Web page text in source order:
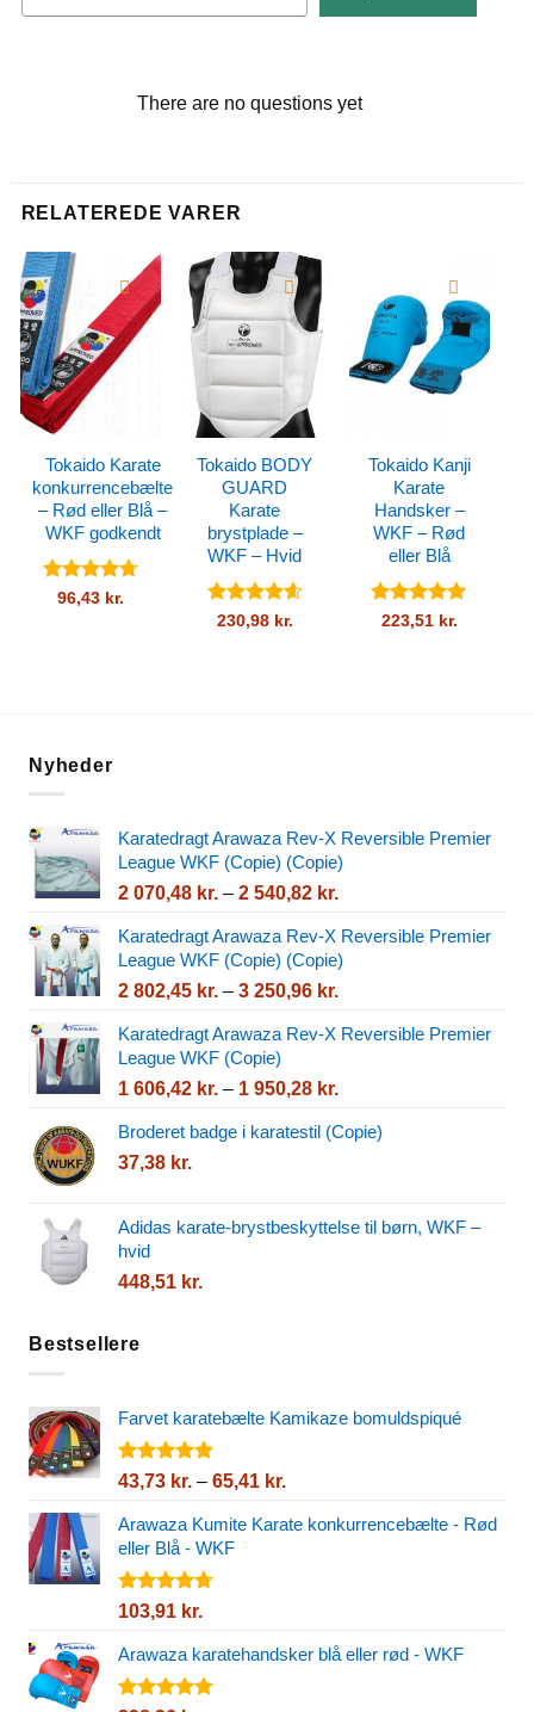
There are no questions yet
RELATEREDE VARER
Tokaido Karate
konkurrencebælte
– Rød eller Blå –
WKF godkendt
Vurderet
96,43 kr.
Tokaido BODY
GUARD
Karate
brystplade –
WKF – Hvid
Vurderet
230,98 kr.
Tokaido Kanji
Karate
Handsker –
WKF – Rød
eller Blå
Vurderet5
223,51 kr.
Nyheder
Karatedragt Arawaza Rev-X Reversible Premier
League WKF (Copie) (Copie)
2 070,48 kr. – 2 540,82 kr.
070,48 kr.
til
2
Karatedragt Arawaza Rev-X Reversible Premier
League WKF (Copie) (Copie)
2 802,45 kr. – 3 250,96 kr.
802,45 kr.
3
Karatedragt Arawaza Rev-X Reversible Premier
League WKF (Copie)
1 606,42 kr. – 1 950,28 kr.
606,42 kr.
Broderet badge i karatestil (Copie)
37,38 kr.
Adidas karate-brystbeskyttelse til børn, WKF –
hvid
448,51 kr.
Bestsellere
Farvet karatebælte Kamikaze bomuldspiqué
Vurderet
5
43,73 kr. – 65,41 kr.
til
Arawaza Kumite Karate konkurrencebælte - Rød
eller Blå - WKF
Vurderet
5
103,91 kr.
Arawaza karatehandsker blå eller rød - WKF